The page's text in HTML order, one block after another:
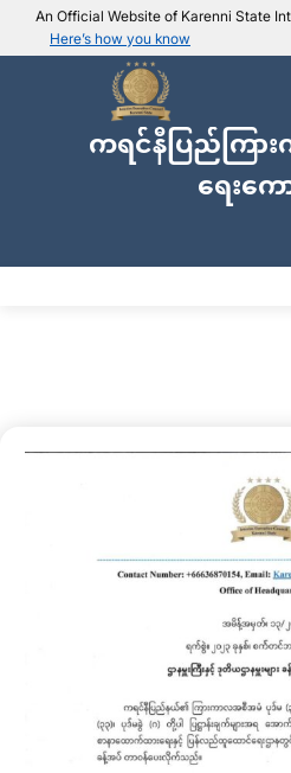
An Official Website of Karenni State
Here’s how you know
IEC official website links
Usually end with .ieckarenni.org
Trusted websites
Secure websites use HTTPS
or a URL
ကရင်နီပြည်ကြာ
ရေးက